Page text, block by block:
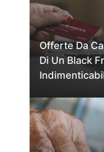
Offerte Da
Di Un Black